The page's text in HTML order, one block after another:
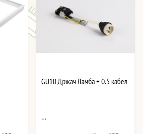
GU10 Држач Ламба + 0.5 кабел
…